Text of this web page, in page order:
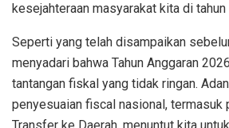
kesejahteraan masyarakat kita di tahun
Seperti yang telah disampaikan
menyadari bahwa Tahun Anggaran
tantangan fiskal yang tidak ringan.
penyesuaian fiscal nasional, termasuk